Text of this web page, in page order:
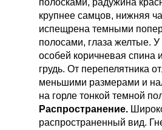
полосками, радужина
крупнее самцов, нижняя
испещрена темными
полосами, глаза желтые.
особей коричневая спина
грудь. От перепелятника
меньшими размерами и
на горле тонкой темной
Распространение.
распространенный вид.